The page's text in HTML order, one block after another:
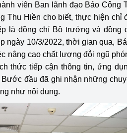
trường Nông Lâm Thủy sản
nguồn nhân lực
bền vững
kiểm định
Tổ chức kiểm định
động thuộc thẩm
Bộ Công Thương
Tổ chức được cấp
động kiểm định thiết
ngành Công Thương
ngành Công Thương
viên Ban lãnh đạo Báo Công
Thu Hiền cho biết, thực hiện chỉ
là đồng chí Bộ trưởng và đồng
ngày 10/3/2022, thời gian qua,
nâng cao chất lượng đỗi ngũ
thức tiếp cận thông tin, ứng
đầu đã ghi nhận những
như nội dung.